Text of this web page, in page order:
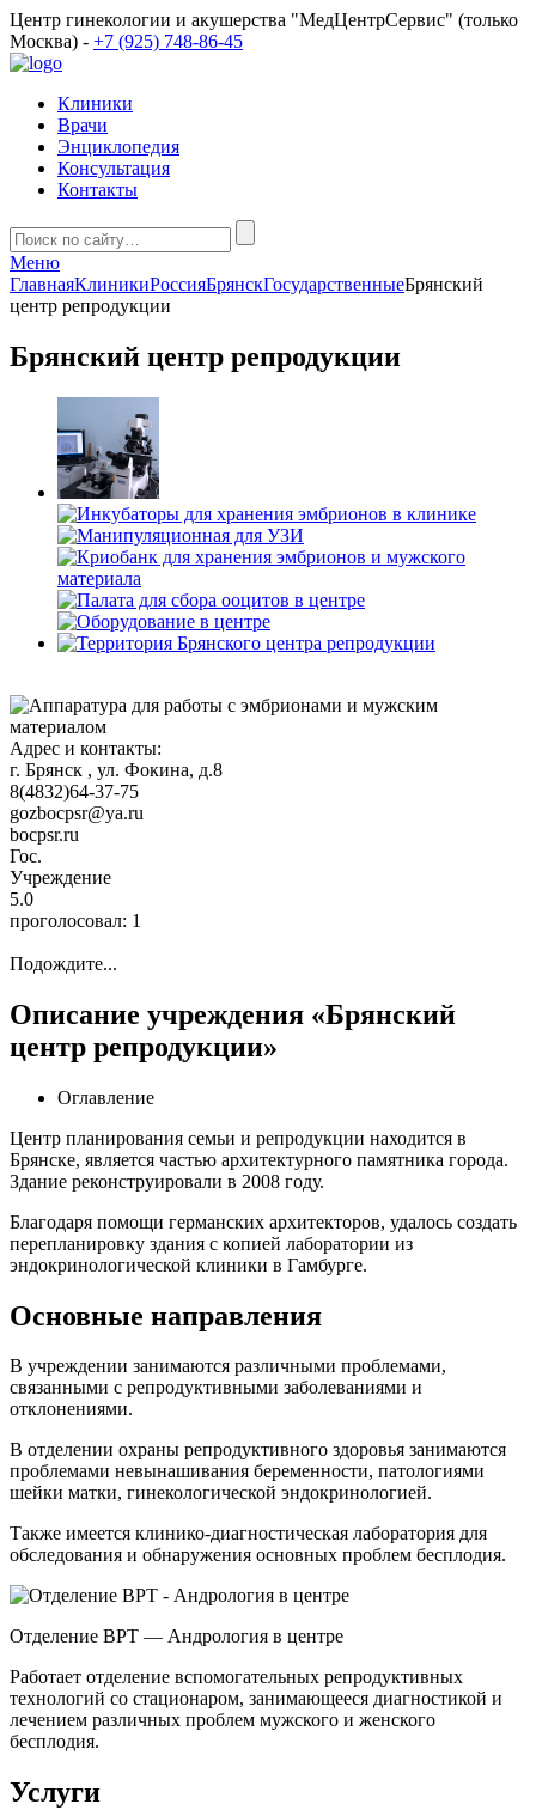
Центр гинекологии и акушерства "МедЦентрСервис" (только
Москва) - +7 (925) 748-86-45
Клиники
Врачи
Энциклопедия
Консультация
Контакты
Меню
ГлавнаяКлиникиРоссияБрянскГосударственныеБрянский
центр репродукции
Брянский центр репродукции
Адрес и контакты:
г. Брянск , ул. Фокина, д.8
8(4832)64-37-75
gozbocpsr@ya.ru
bocpsr.ru
Гос.
Учреждение
5.0
проголосовал: 1
Подождите...
Описание учреждения «Брянский
центр репродукции»
Оглавление
Центр планирования семьи и репродукции находится в
Брянске, является частью архитектурного памятника города.
Здание реконструировали в 2008 году.
Благодаря помощи германских архитекторов, удалось создать
перепланировку здания с копией лаборатории из
эндокринологической клиники в Гамбурге.
Основные направления
В учреждении занимаются различными проблемами,
связанными с репродуктивными заболеваниями и
отклонениями.
В отделении охраны репродуктивного здоровья занимаются
проблемами невынашивания беременности, патологиями
шейки матки, гинекологической эндокринологией.
Также имеется клинико-диагностическая лаборатория для
обследования и обнаружения основных проблем бесплодия.
Отделение ВРТ — Андрология в центре
Работает отделение вспомогательных репродуктивных
технологий со стационаром, занимающееся диагностикой и
лечением различных проблем мужского и женского
бесплодия.
Услуги